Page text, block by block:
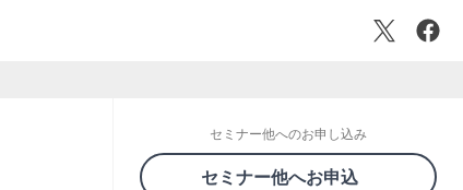
セミナー他へのお申し込み
セミナー他へお申込